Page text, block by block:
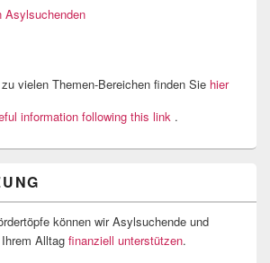
vielen Themen-Bereichen finden Sie hier
information following this link .
können wir Asylsuchende und
Alltag finanziell unterstützen.